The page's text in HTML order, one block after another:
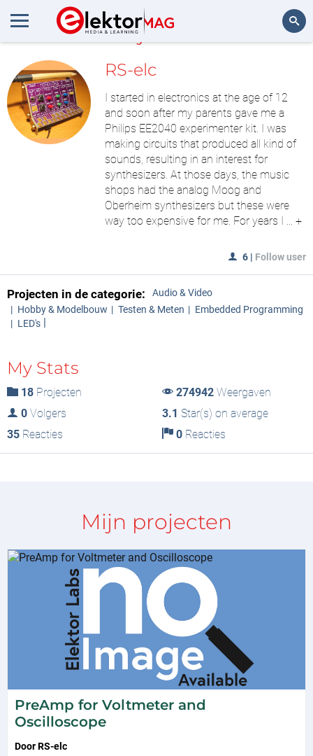
MijnLAB
RS-elc
I started in electronics at the age of 12
and soon after my parents gave me a
Philips EE2040 experimenter kit. I was
making circuits that produced all kind of
sounds, resulting in an interest for
synthesizers. At those days, the music
shops had the analog Moog and
Oberheim synthesizers but these were
way too expensive for me. For years I ... +
6 | Follow user
Projecten in de categorie:
Audio & Video
Hobby & Modelbouw
Testen & Meten
Embedded Programming
LED's
My Stats
18 Projecten 274942Weergaven
0 Volgers 3.1 Star(s) on average
35 Reacties 0Reacties
Mijn projecten
PreAmp for Voltmeter and
Oscilloscope
DoorRS-elc